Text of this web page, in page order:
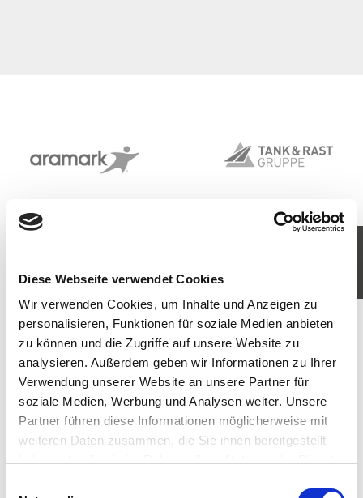
Diese Webseite verwendet Cookies
Wir verwenden Cookies, um Inhalte und Anzeigen zu
personalisieren, Funktionen für soziale Medien anbieten
zu können und die Zugriffe auf unsere Website zu
analysieren. Außerdem geben wir Informationen zu Ihrer
Verwendung unserer Website an unsere Partner für
soziale Medien, Werbung und Analysen weiter. Unsere
Partner führen diese Informationen möglicherweise mit
weiteren Daten zusammen, die Sie ihnen bereitgestellt
KOMM IN UNSER TEAM